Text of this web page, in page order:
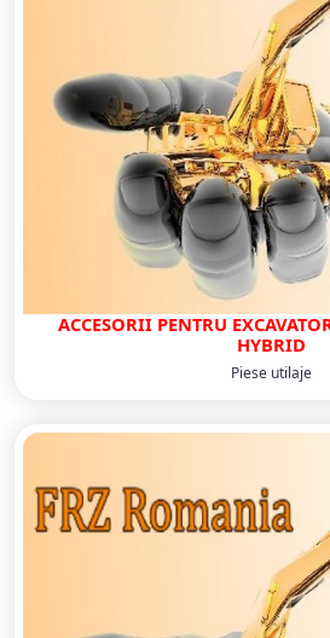
ACCESORII PENTRU
HYBRID
Piese utilaje